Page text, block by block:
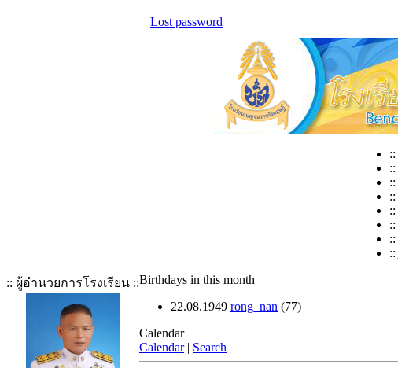
| Lost password
::
::
::
::
::
::
::
::
:: ผู้อำนวยการโรงเรียน ::Birthdays in this month
22.08.1949 rong_nan (77)
Calendar
Calendar | Search